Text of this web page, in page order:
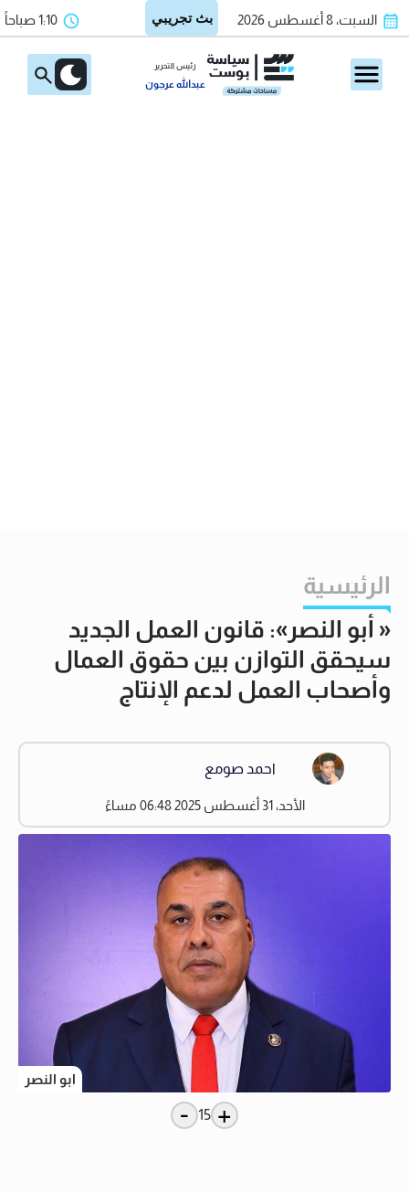
السبت، 8 أغسطس 2026 1:10 صباحاً
رئيس التحرير
عبدالله عرجون
الرئيسية
« أبو النصر»: قانون العمل الجديد
سيحقق التوازن بين حقوق العمال
وأصحاب العمل لدعم الإنتاج
احمد صومع
الأحد، 31 أغسطس 2025 06:48 مساءً
ابو النصر
+
15
-